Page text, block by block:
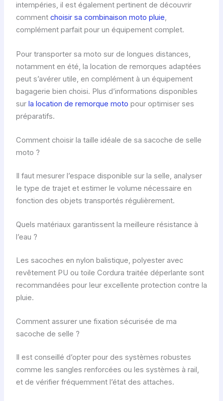
intempéries, il est également pertinent de découvrir
comment choisir sa combinaison moto pluie,
complément parfait pour un équipement complet.
Pour transporter sa moto sur de longues distances,
notamment en été, la location de remorques adaptées
peut s’avérer utile, en complément à un équipement
bagagerie bien choisi. Plus d’informations disponibles
sur la location de remorque moto pour optimiser ses
préparatifs.
Comment choisir la taille idéale de sa sacoche de selle
moto ?
Il faut mesurer l’espace disponible sur la selle, analyser
le type de trajet et estimer le volume nécessaire en
fonction des objets transportés régulièrement.
Quels matériaux garantissent la meilleure résistance à
l’eau ?
Les sacoches en nylon balistique, polyester avec
revêtement PU ou toile Cordura traitée déperlante sont
recommandées pour leur excellente protection contre la
pluie.
Comment assurer une fixation sécurisée de ma
sacoche de selle ?
Il est conseillé d’opter pour des systèmes robustes
comme les sangles renforcées ou les systèmes à rail,
et de vérifier fréquemment l’état des attaches.